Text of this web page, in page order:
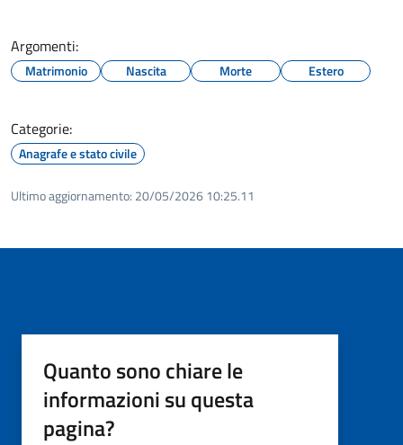
Argomenti:
Matrimonio Nascita Morte Estero
Categorie:
Anagrafe e stato civile
Ultimo aggiornamento: 20/05/2026 10:25.11
Quanto sono chiare le
informazioni su questa
pagina?